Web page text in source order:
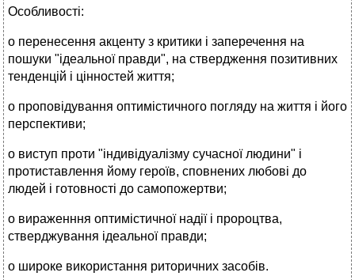
Особливості:
o перенесення акценту з критики і заперечення на
пошуки "ідеальної правди", на ствердження позитивних
тенденцій і цінностей життя;
o проповідування оптимістичного погляду на життя і його
перспективи;
o виступ проти "індивідуалізму сучасної людини" і
протиставлення йому героїв, сповнених любові до
людей і готовності до самопожертви;
o вираженння оптимістичної надії і пророцтва,
стверджування ідеальної правди;
o широке використання риторичних засобів.